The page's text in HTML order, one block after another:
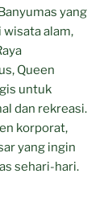
yang
alam,
Queen
untuk
dan rekreasi.
korporat,
yang ingin
sehari-hari.